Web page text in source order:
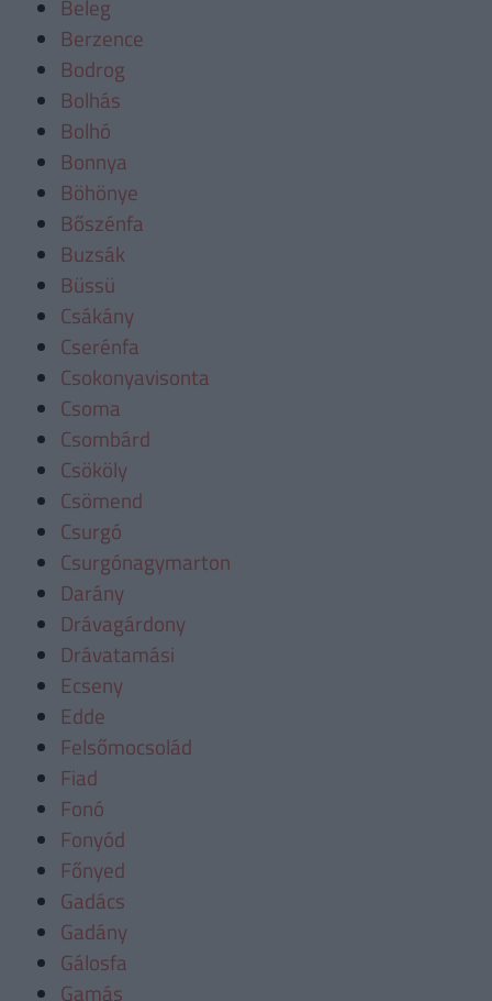
Beleg
Berzence
Bodrog
Bolhás
Bolhó
Bonnya
Böhönye
Bőszénfa
Buzsák
Büssü
Csákány
Cserénfa
Csokonyavisonta
Csoma
Csombárd
Csököly
Csömend
Csurgó
Csurgónagymarton
Darány
Drávagárdony
Drávatamási
Ecseny
Edde
Felsőmocsolád
Fiad
Fonó
Fonyód
Főnyed
Gadács
Gadány
Gálosfa
Gamás